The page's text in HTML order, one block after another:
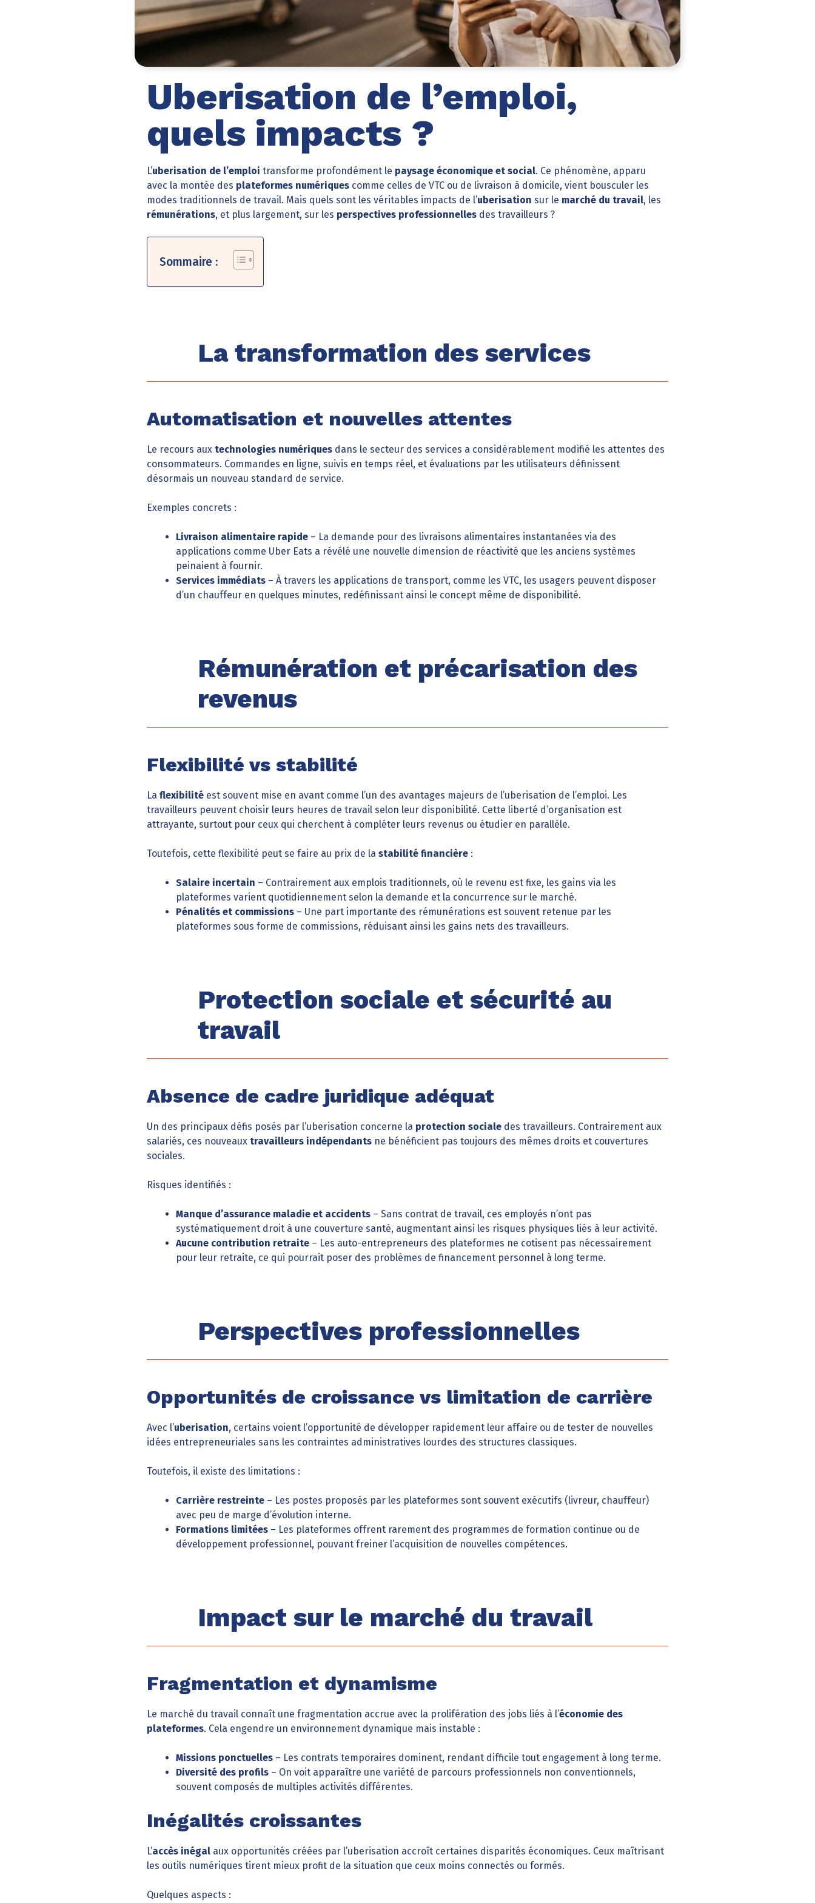
Uberisation de l’emploi,
quels impacts ?
L’uberisation de l’emploi transforme profondément le paysage économique et social. Ce phénomène, apparu
avec la montée des plateformes numériques comme celles de VTC ou de livraison à domicile, vient bousculer les
modes traditionnels de travail. Mais quels sont les véritables impacts de l’uberisation sur le marché du travail, les
rémunérations, et plus largement, sur les perspectives professionnelles des travailleurs ?
Sommaire :
La transformation des services
Automatisation et nouvelles attentes
Le recours aux technologies numériques dans le secteur des services a considérablement modifié les attentes des
consommateurs. Commandes en ligne, suivis en temps réel, et évaluations par les utilisateurs définissent
désormais un nouveau standard de service.
Exemples concrets :
Livraison alimentaire rapide – La demande pour des livraisons alimentaires instantanées via des
applications comme Uber Eats a révélé une nouvelle dimension de réactivité que les anciens systèmes
peinaient à fournir.
Services immédiats – À travers les applications de transport, comme les VTC, les usagers peuvent disposer
d’un chauffeur en quelques minutes, redéfinissant ainsi le concept même de disponibilité.
Rémunération et précarisation des
revenus
Flexibilité vs stabilité
La flexibilité est souvent mise en avant comme l’un des avantages majeurs de l’uberisation de l’emploi. Les
travailleurs peuvent choisir leurs heures de travail selon leur disponibilité. Cette liberté d’organisation est
attrayante, surtout pour ceux qui cherchent à compléter leurs revenus ou étudier en parallèle.
Toutefois, cette flexibilité peut se faire au prix de la stabilité financière :
Salaire incertain – Contrairement aux emplois traditionnels, où le revenu est fixe, les gains via les
plateformes varient quotidiennement selon la demande et la concurrence sur le marché.
Pénalités et commissions – Une part importante des rémunérations est souvent retenue par les
plateformes sous forme de commissions, réduisant ainsi les gains nets des travailleurs.
Protection sociale et sécurité au
travail
Absence de cadre juridique adéquat
Un des principaux défis posés par l’uberisation concerne la protection sociale des travailleurs. Contrairement aux
salariés, ces nouveaux travailleurs indépendants ne bénéficient pas toujours des mêmes droits et couvertures
sociales.
Risques identifiés :
Manque d’assurance maladie et accidents – Sans contrat de travail, ces employés n’ont pas
systématiquement droit à une couverture santé, augmentant ainsi les risques physiques liés à leur activité.
Aucune contribution retraite – Les auto-entrepreneurs des plateformes ne cotisent pas nécessairement
pour leur retraite, ce qui pourrait poser des problèmes de financement personnel à long terme.
Perspectives professionnelles
Opportunités de croissance vs limitation de carrière
Avec l’uberisation, certains voient l’opportunité de développer rapidement leur affaire ou de tester de nouvelles
idées entrepreneuriales sans les contraintes administratives lourdes des structures classiques.
Toutefois, il existe des limitations :
Carrière restreinte – Les postes proposés par les plateformes sont souvent exécutifs (livreur, chauffeur)
avec peu de marge d’évolution interne.
Formations limitées – Les plateformes offrent rarement des programmes de formation continue ou de
développement professionnel, pouvant freiner l’acquisition de nouvelles compétences.
Impact sur le marché du travail
Fragmentation et dynamisme
Le marché du travail connaît une fragmentation accrue avec la prolifération des jobs liés à l’économie des
plateformes. Cela engendre un environnement dynamique mais instable :
Missions ponctuelles – Les contrats temporaires dominent, rendant difficile tout engagement à long terme.
Diversité des profils – On voit apparaître une variété de parcours professionnels non conventionnels,
souvent composés de multiples activités différentes.
Inégalités croissantes
L’accès inégal aux opportunités créées par l’uberisation accroît certaines disparités économiques. Ceux maîtrisant
les outils numériques tirent mieux profit de la situation que ceux moins connectés ou formés.
Quelques aspects :